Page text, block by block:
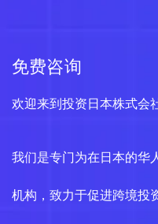
免费咨询
欢迎来到投资日本株式会
我们是专门为在日本的华
机构，致力于促进跨境投